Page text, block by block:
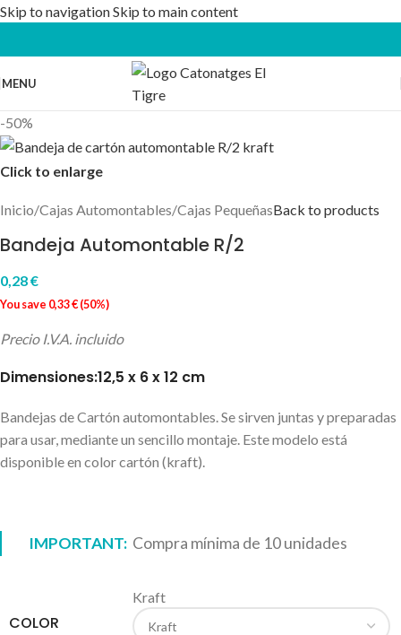
Skip to navigationSkip to main content
MENU
-50%
Click to enlarge
Inicio/Cajas Automontables/Cajas PequeñasBack to products
Bandeja Automontable R/2
0,28€
You save 0,33€(50%)
Precio I.V.A. incluido
Dimensiones:12,5 x 6 x 12 cm
Bandejas de Cartón automontables. Se sirven juntas y preparadas
para usar, mediante un sencillo montaje. Este modelo está
disponible en color cartón (kraft).
IMPORTANT: Compra mínima de 10 unidades
COLOR
Kraft